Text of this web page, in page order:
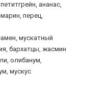
петитгрейн, ананас,
перец,
мускатный
бархатцы, жасмин
олибанум,
мускус